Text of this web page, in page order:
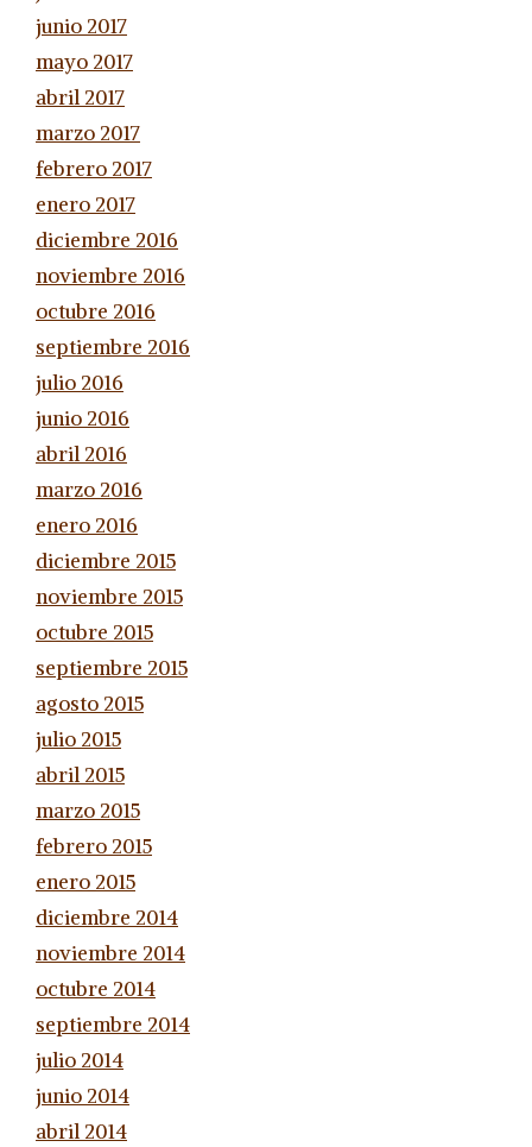
junio 2017
mayo 2017
abril 2017
marzo 2017
febrero 2017
enero 2017
diciembre 2016
noviembre 2016
octubre 2016
septiembre 2016
julio 2016
junio 2016
abril 2016
marzo 2016
enero 2016
diciembre 2015
noviembre 2015
octubre 2015
septiembre 2015
agosto 2015
julio 2015
abril 2015
marzo 2015
febrero 2015
enero 2015
diciembre 2014
noviembre 2014
octubre 2014
septiembre 2014
julio 2014
junio 2014
abril 2014